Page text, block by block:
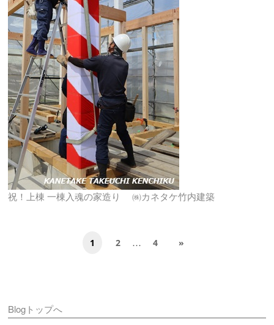
祝！上棟 一棟入魂の家造り ㈱カネタケ竹内建築
1 2 … 4 »
Blogトップへ